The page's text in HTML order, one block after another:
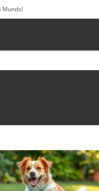
Mundo!